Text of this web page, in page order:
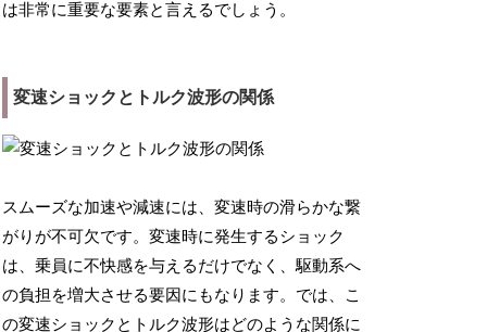
は非常に重要な要素と言えるでしょう。
変速ショックとトルク波形の関係
スムーズな加速や減速には、変速時の滑らかな繋
がりが不可欠です。変速時に発生するショック
は、乗員に不快感を与えるだけでなく、駆動系へ
の負担を増大させる要因にもなります。では、こ
の変速ショックとトルク波形はどのような関係に